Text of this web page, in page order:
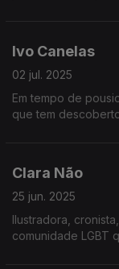
Ivo Canelas
02 jul. 2025
Em tempo de
que tem
Clara Não
25 jun. 2025
Ilustradora,
comunidade LGBT